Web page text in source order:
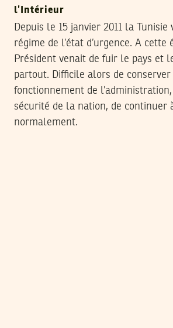
l’Intérieur
Depuis le 15 janvier 2011 la Tunisie
régime de l’état d’urgence. A cette
Président venait de fuir le pays et
partout. Difficile alors de conserver
fonctionnement de
sécurité de la nation, de continuer
normalement.